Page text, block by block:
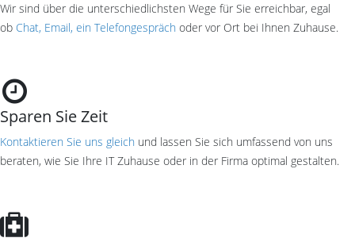
Wir sind über die unterschiedlichsten Wege für Sie erreichbar, egal
ob Chat, Email, ein Telefongespräch oder vor Ort bei Ihnen Zuhause.
Sparen Sie Zeit
Kontaktieren Sie uns gleich und lassen Sie sich umfassend von uns
beraten, wie Sie Ihre IT Zuhause oder in der Firma optimal gestalten.